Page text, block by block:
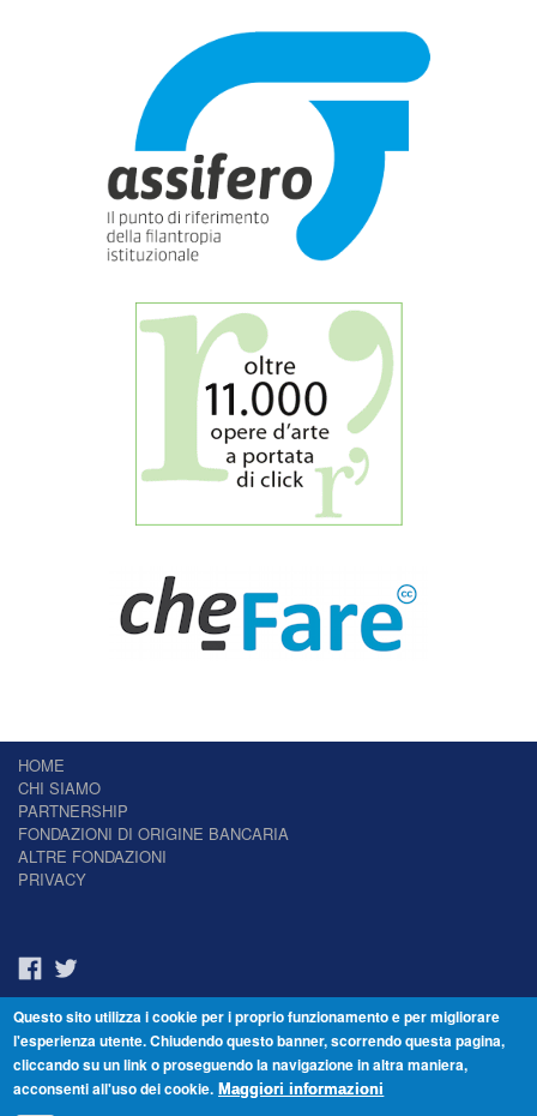
HOME
CHI SIAMO
PARTNERSHIP
FONDAZIONI DI ORIGINE BANCARIA
ALTRE FONDAZIONI
PRIVACY
Il Giornale delle Fondazioni - Periodico telematico
Reg. Tribunale n.7 del 22/07/2014 – ISSN 2421-2466
© Fondazione Venezia 2000 - Dorsoduro 3488/U - 30123 Venezia - Italia -
Questo sito utilizza i cookie per i proprio funzionamento e per migliorare
l'esperienza utente. Chiudendo questo banner, scorrendo questa pagina,
cliccando su un link o proseguendo la navigazione in altra maniera,
acconsenti all'uso dei cookie. Maggiori informazioni